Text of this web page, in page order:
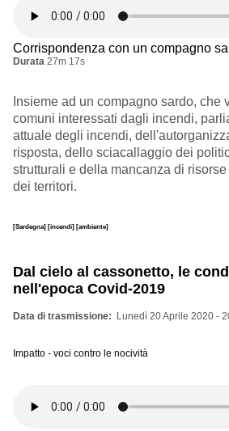
Corrispondenza con un compagno
Durata 27m 17s
Insieme ad un compagno sardo, che
comuni interessati dagli incendi,
attuale degli incendi,
risposta, dello sciacallaggio dei
strutturali e della mancanza di
dei territori.
[Sardegna] [incendi] [ambiente]
Dal cielo al cassonetto, le
nell'epoca Covid-2019
Data di trasmissione Lunedì 20 Aprile 2020 -
Impatto - voci contro le nocività